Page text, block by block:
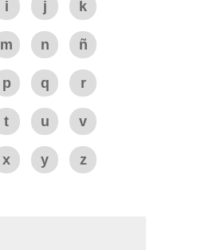
i j k
m n ñ
p q r
t u v
x y z